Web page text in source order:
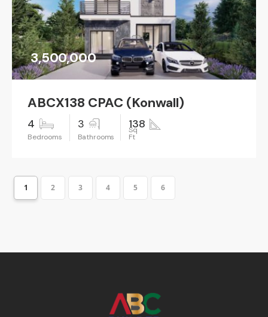
3,500,000
ABCX138 CPAC (Konwall)
4 3 138
1 2 3 4 5 6